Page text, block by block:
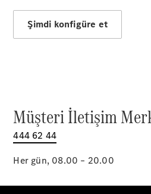
Mercedes-
Benz
Şimdi konfigüre et
Müşteri İletişim
444 62 44
Her gün, 08.00 – 20.00